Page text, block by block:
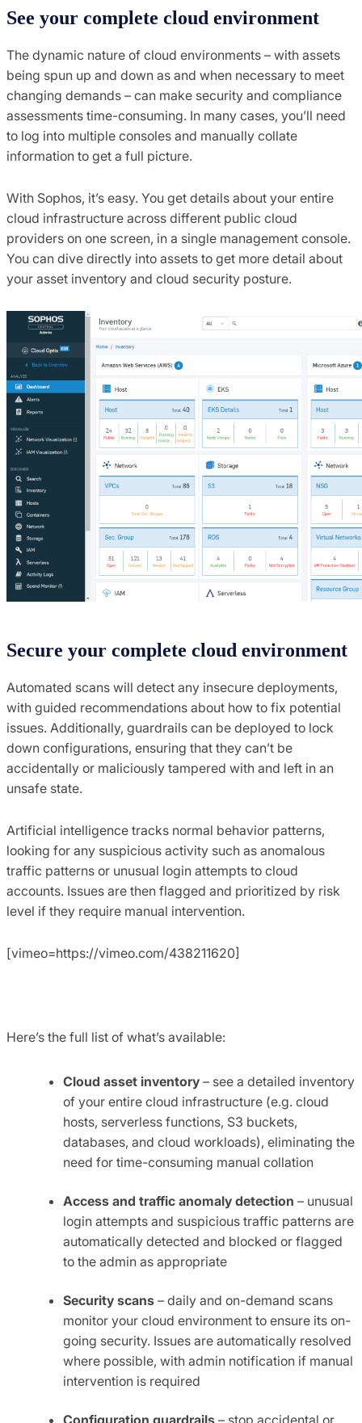
See your complete cloud environment
The dynamic nature of cloud environments – with assets
being spun up and down as and when necessary to meet
changing demands – can make security and compliance
assessments time-consuming. In many cases, you’ll need
to log into multiple consoles and manually collate
information to get a full picture.
With Sophos, it’s easy. You get details about your entire
cloud infrastructure across different public cloud
providers on one screen, in a single management console.
You can dive directly into assets to get more detail about
your asset inventory and cloud security posture.
Secure your complete cloud environment
Automated scans will detect any insecure deployments,
with guided recommendations about how to fix potential
issues. Additionally, guardrails can be deployed to lock
down configurations, ensuring that they can’t be
accidentally or maliciously tampered with and left in an
unsafe state.
Artificial intelligence tracks normal behavior patterns,
looking for any suspicious activity such as anomalous
traffic patterns or unusual login attempts to cloud
accounts. Issues are then flagged and prioritized by risk
level if they require manual intervention.
[vimeo=https://vimeo.com/438211620]
Here’s the full list of what’s available:
Cloud asset inventory – see a detailed inventory
of your entire cloud infrastructure (e.g. cloud
hosts, serverless functions, S3 buckets,
databases, and cloud workloads), eliminating the
need for time-consuming manual collation
Access and traffic anomaly detection – unusual
login attempts and suspicious traffic patterns are
automatically detected and blocked or flagged
to the admin as appropriate
Security scans – daily and on-demand scans
monitor your cloud environment to ensure its on-
going security. Issues are automatically resolved
where possible, with admin notification if manual
intervention is required
Configuration guardrails – stop accidental or